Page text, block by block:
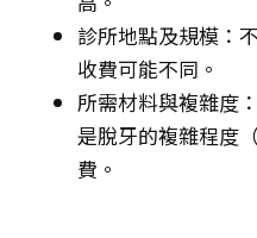
診所地點及規模：
收費可能不同。
所需材料與複雜度
是脫牙的複雜程度
費。